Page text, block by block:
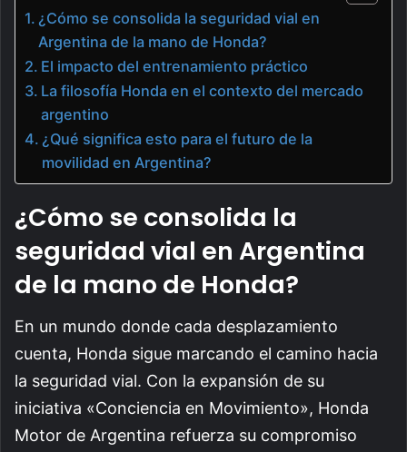
¿Cómo se consolida la seguridad vial en
Argentina de la mano de Honda?
El impacto del entrenamiento práctico
La filosofía Honda en el contexto del mercado
argentino
¿Qué significa esto para el futuro de la
movilidad en Argentina?
¿Cómo se consolida la
seguridad vial en Argentina
de la mano de Honda?
En un mundo donde cada desplazamiento
cuenta, Honda sigue marcando el camino hacia
la seguridad vial. Con la expansión de su
iniciativa «Conciencia en Movimiento», Honda
Motor de Argentina refuerza su compromiso